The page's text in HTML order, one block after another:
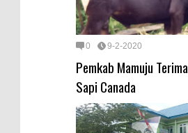
0 9-2-2020
Pemkab Mamuju
Sapi Canada